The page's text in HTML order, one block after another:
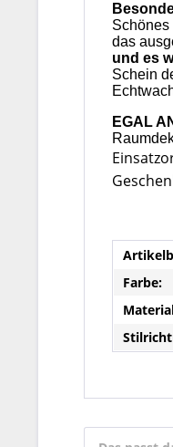
das
und es
Schein
EGAL
Farbe: